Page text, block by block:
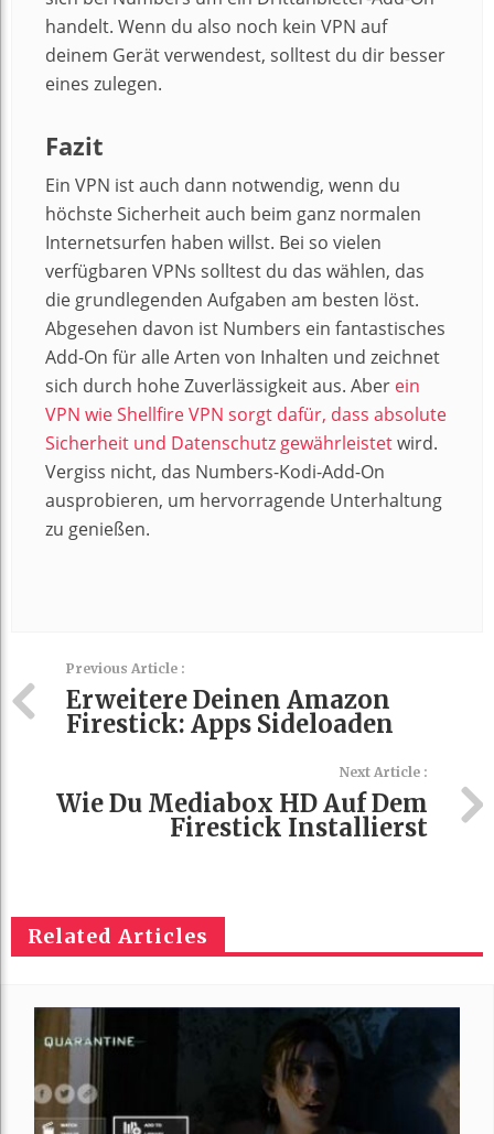
handelt. Wenn du also noch kein VPN auf
deinem Gerät verwendest, solltest du dir besser
eines zulegen.
Fazit
Ein VPN ist auch dann notwendig, wenn du
höchste Sicherheit auch beim ganz normalen
Internetsurfen haben willst. Bei so vielen
verfügbaren VPNs solltest du das wählen, das
die grundlegenden Aufgaben am besten löst.
Abgesehen davon ist Numbers ein fantastisches
Add-On für alle Arten von Inhalten und zeichnet
sich durch hohe Zuverlässigkeit aus. Aber ein
VPN wie Shellfire VPN sorgt dafür, dass absolute
Sicherheit und Datenschutz gewährleistetwird.
Vergiss nicht, das Numbers-Kodi-Add-On
ausprobieren, um hervorragende Unterhaltung
zu genießen.
Previous Article :
Erweitere Deinen Amazon
Firestick: Apps Sideloaden
Next Article :
Wie Du Mediabox HD Auf Dem
Firestick Installierst
Related Articles